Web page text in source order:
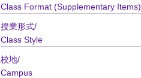
Class Format (Supplementary Items)
授業形式/
Class Style
校地/
Campus